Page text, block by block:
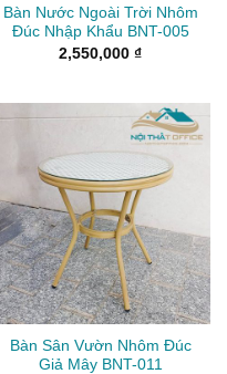
Bàn Nước Ngoài Trời Nhôm
Đúc Nhập Khẩu BNT-005
2,550,000 ₫
Bàn Sân Vườn Nhôm Đúc
Giả Mây BNT-011